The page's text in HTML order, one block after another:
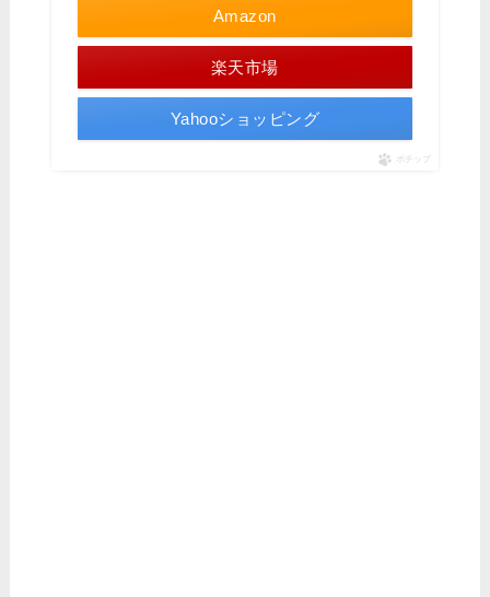
Amazon
楽天市場
Yahooショッピング
ポチップ